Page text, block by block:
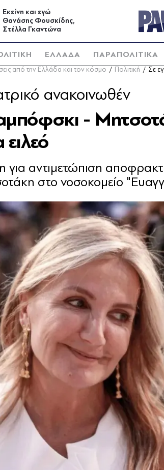
Εκείνη και εγώ
Θανάσης Φουσκίδης,
Στέλλα Γκαντώνα
ΕΛΛΑΔΑ ΠΑΡΑΠΟΛΙΤΙΚΑ
από την Ελλάδα και τον κόσμο Πολιτική Σε
-
ανακοινωθέν
για αντιμετώπιση
στο νοσοκομείο